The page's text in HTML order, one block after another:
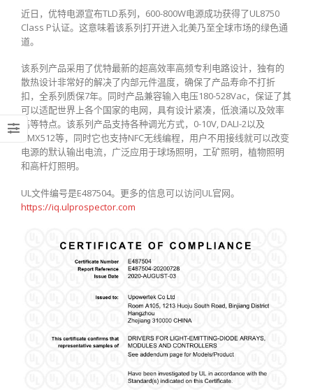
近日，优特电源宣布TLD系列，600-800W电源成功获得了UL8750
Class P认证。这意味着该系列打开进入北美乃至全球市场的绿色通
道。
该系列产品采用了优特最新的超高效率高频专利电路设计，独有的
散热设计非常好的解决了内部元件温度，确保了产品寿命不打折
扣，全系列质保7年。同时产品兼容输入电压180-528Vac，保证了其
可以适配世界上各个国家的电网，具有设计紧凑，低浪涌以及效率
高等特点。该系列产品支持各种调光方式，0-10V, DALI-2以及
DMX512等，同时它也支持NFC无线编程，用户不用接线就可以改变
电源的默认输出电流，广泛应用于球场照明，工矿照明，植物照明
和高杆灯照明。
UL文件编号是E487504。更多的信息可以访问UL官网。
https://iq.ulprospector.com